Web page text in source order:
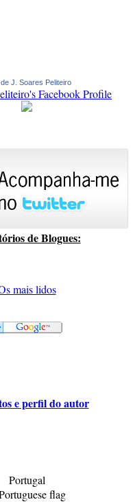
de J. Soares Peliteiro
de Blogues:
mais lidos
e perfil do autor
Portugal